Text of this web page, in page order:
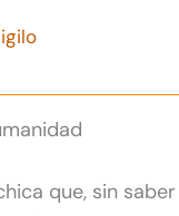
que, sin